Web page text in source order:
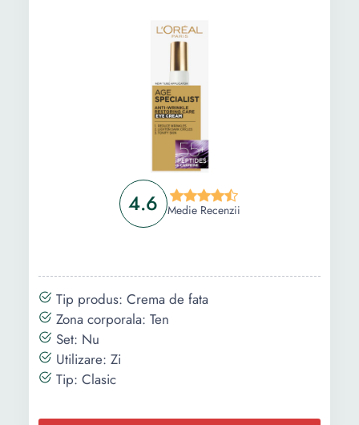
4.6 Medie Recenzii
Tip produs: Crema de fata
Zona corporala: Ten
Set: Nu
Utilizare: Zi
Tip: Clasic